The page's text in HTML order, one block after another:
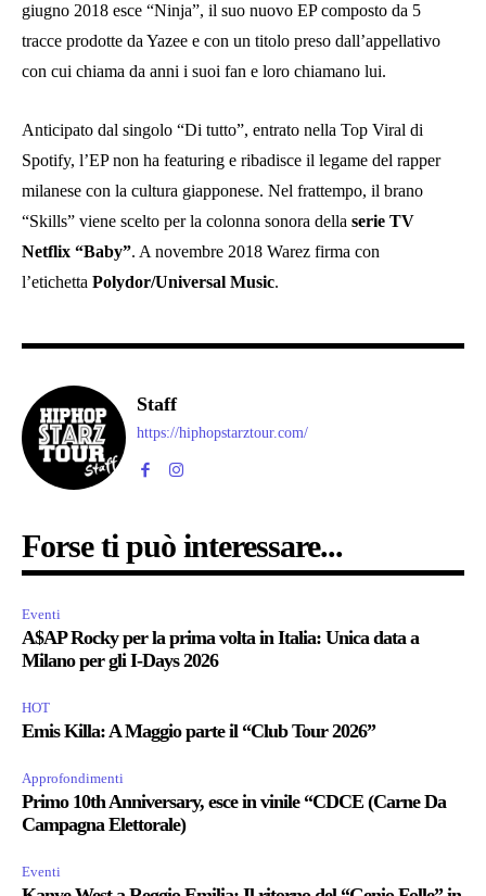
giugno 2018 esce “Ninja”, il suo nuovo EP composto da 5
tracce prodotte da Yazee e con un titolo preso dall’appellativo
con cui chiama da anni i suoi fan e loro chiamano lui.
Anticipato dal singolo “Di tutto”, entrato nella Top Viral di
Spotify, l’EP non ha featuring e ribadisce il legame del rapper
milanese con la cultura giapponese. Nel frattempo, il brano
“Skills” viene scelto per la colonna sonora della serie TV
Netflix “Baby”. A novembre 2018 Warez firma con
l’etichetta Polydor/Universal Music.
Staff
https://hiphopstarztour.com/
Forse ti può interessare...
Eventi
A$AP Rocky per la prima volta in Italia: Unica data a
Milano per gli I-Days 2026
HOT
Emis Killa: A Maggio parte il “Club Tour 2026”
Approfondimenti
Primo 10th Anniversary, esce in vinile “CDCE (Carne Da
Campagna Elettorale)
Eventi